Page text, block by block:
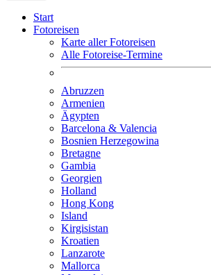
Start
Fotoreisen
Karte aller Fotoreisen
Alle Fotoreise-Termine
Abruzzen
Armenien
Ägypten
Barcelona & Valencia
Bosnien Herzegowina
Bretagne
Gambia
Georgien
Holland
Hong Kong
Island
Kirgisistan
Kroatien
Lanzarote
Mallorca